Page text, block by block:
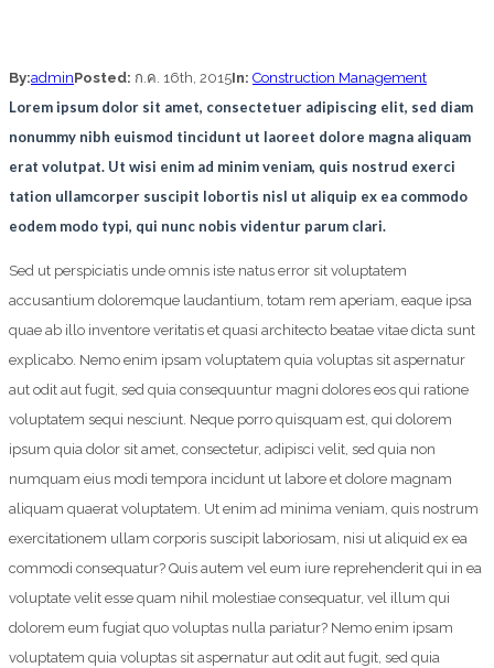
By:adminPosted: ก.ค. 16th, 2015In: Construction Management
Lorem ipsum dolor sit amet, consectetuer adipiscing elit, sed diam
nonummy nibh euismod tincidunt ut laoreet dolore magna aliquam
erat volutpat. Ut wisi enim ad minim veniam, quis nostrud exerci
tation ullamcorper suscipit lobortis nisl ut aliquip ex ea commodo
eodem modo typi, qui nunc nobis videntur parum clari.
Sed ut perspiciatis unde omnis iste natus error sit voluptatem
accusantium doloremque laudantium, totam rem aperiam, eaque ipsa
quae ab illo inventore veritatis et quasi architecto beatae vitae dicta sunt
explicabo. Nemo enim ipsam voluptatem quia voluptas sit aspernatur
aut odit aut fugit, sed quia consequuntur magni dolores eos qui ratione
voluptatem sequi nesciunt. Neque porro quisquam est, qui dolorem
ipsum quia dolor sit amet, consectetur, adipisci velit, sed quia non
numquam eius modi tempora incidunt ut labore et dolore magnam
aliquam quaerat voluptatem. Ut enim ad minima veniam, quis nostrum
exercitationem ullam corporis suscipit laboriosam, nisi ut aliquid ex ea
commodi consequatur? Quis autem vel eum iure reprehenderit qui in ea
voluptate velit esse quam nihil molestiae consequatur, vel illum qui
dolorem eum fugiat quo voluptas nulla pariatur? Nemo enim ipsam
voluptatem quia voluptas sit aspernatur aut odit aut fugit, sed quia